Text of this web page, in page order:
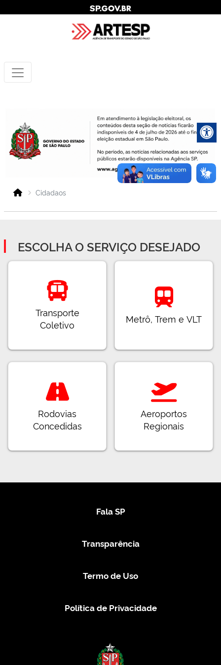
Cidadaos
ESCOLHA O SERVIÇO DESEJADO
Transporte
Coletivo
Metrô, Trem e VLT
Rodovias
Concedidas
Aeroportos
Regionais
Fala SP
Transparência
Termo de Uso
Política de Privacidade